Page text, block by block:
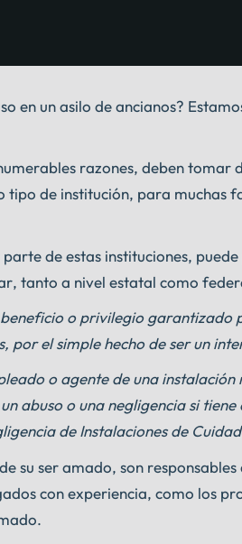
en un asilo de ancianos?
razones, deben tomar
de institución, para muchas
de estas instituciones,
tanto a nivel estatal como
o privilegio garantizado
por el simple hecho de ser un
o agente de una
abuso o una negligencia si
de Instalaciones de
su ser amado, son
con experiencia, como los